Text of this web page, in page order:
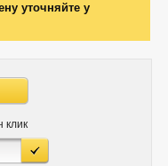
уточняйте у
клик